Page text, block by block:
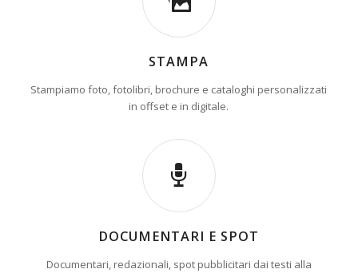
STAMPA
Stampiamo foto, fotolibri, brochure e cataloghi personalizzati
in offset e in digitale.
DOCUMENTARI E SPOT
Documentari, redazionali, spot pubblicitari dai testi alla